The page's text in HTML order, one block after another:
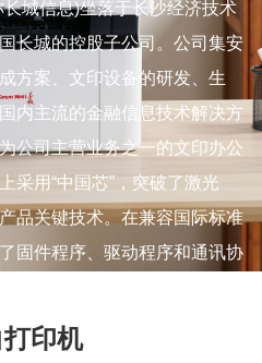
城信息)坐落于长沙经济技术
长城的控股子公司。公司集安
方案、文印设备的研发、生
内主流的金融信息技术解决方
公司主营业务之一的文印办公
采用“中国芯”，突破了激光
品关键技术。在兼容国际标准
固件程序、驱动程序和通讯协
印机